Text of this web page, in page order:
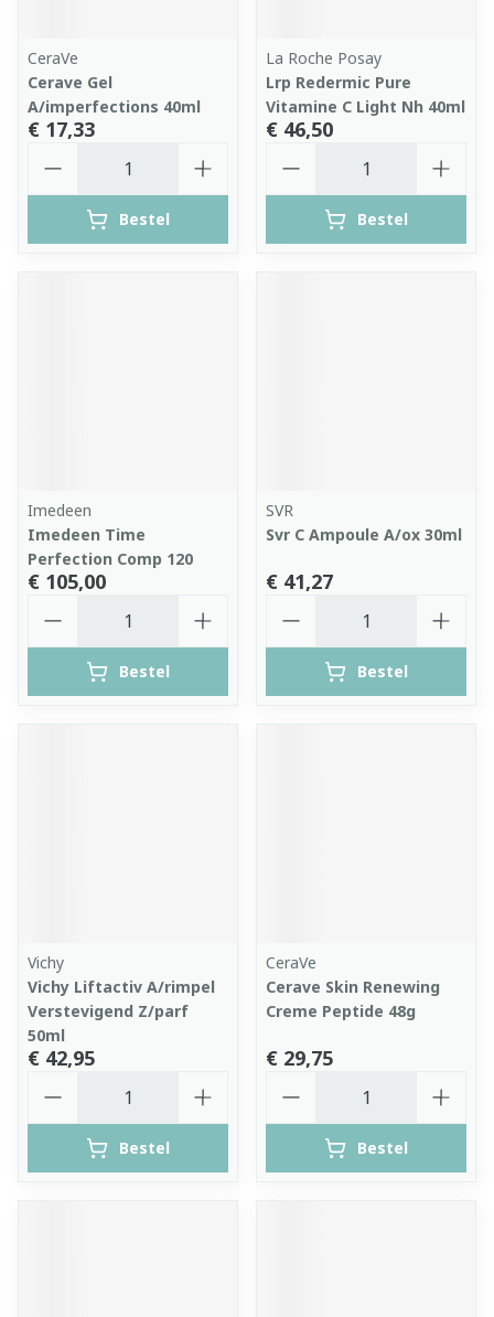
CeraVe
Cerave Gel
A/imperfections 40ml
€ 17,33
Bestel
La Roche Posay
Lrp Redermic Pure
Vitamine C Light Nh 40ml
€ 46,50
Bestel
Imedeen
Imedeen Time
Perfection Comp 120
€ 105,00
Bestel
SVR
Svr C Ampoule A/ox 30ml
€ 41,27
Bestel
Vichy
Vichy Liftactiv A/rimpel
Verstevigend Z/parf
50ml
€ 42,95
Bestel
CeraVe
Cerave Skin Renewing
Creme Peptide 48g
€ 29,75
Bestel